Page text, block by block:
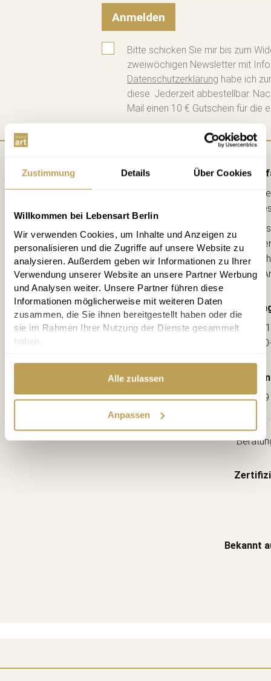
Zustimmung Details Über Cookies
Willkommen bei Lebensart Berlin
Wir verwenden Cookies, um Inhalte und Anzeigen zu
personalisieren und die Zugriffe auf unsere Website zu
analysieren. Außerdem geben wir Informationen zu Ihrer
Verwendung unserer Website an unsere Partner Werbung
und Analysen weiter. Unsere Partner führen diese
Informationen möglicherweise mit weiteren Daten
zusammen, die Sie ihnen bereitgestellt haben oder die
sie im Rahmen Ihrer Nutzung der Dienste gesammelt
haben.
Alle zulassen
Anpassen
Anmelden
Bitte schicken Sie mir bis zum
zweiwöchigen Newsletter mit
Datenschutzerklärung habe ich
diese. Jederzeit abbestellbar.
Mail einen 10 € Gutschein für die
12163
(Ecke
-->
Mo-Fr:
Sa:
030 / 89
Bekannt